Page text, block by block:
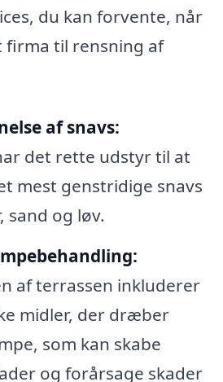
du kan forvente, når
firma til rensning af
af snavs:
det rette udstyr til at
mest genstridige snavs
sand og løv.
af terrassen inkluderer
midler, der dræber
som kan skabe
og forårsage skader